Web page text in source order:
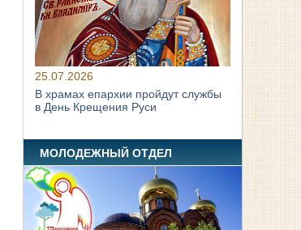
25.07.2026
В храмах епархии пройдут службы
в День Крещения Руси
МОЛОДЕЖНЫЙ ОТДЕЛ